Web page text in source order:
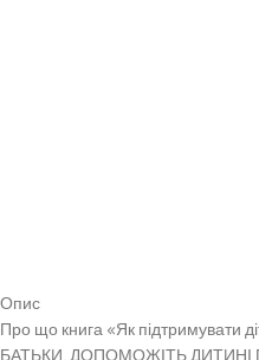
Опис
Про що книга «Як підтримувати
БАТЬКИ, ДОПОМОЖІТЬ